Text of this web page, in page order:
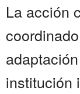
La acción
institución